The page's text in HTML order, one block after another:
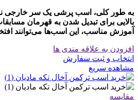
به طور کلی، اسب پرشی یک سر خارجی
بالایی برای تبدیل شدن به قهرمان
آموزش مناسب، این اسب‌ها می‌توانند
افزودن به علاقه مندی ها
انتخاب و ثبت سفارش
مشاهده سریع
مقایسه